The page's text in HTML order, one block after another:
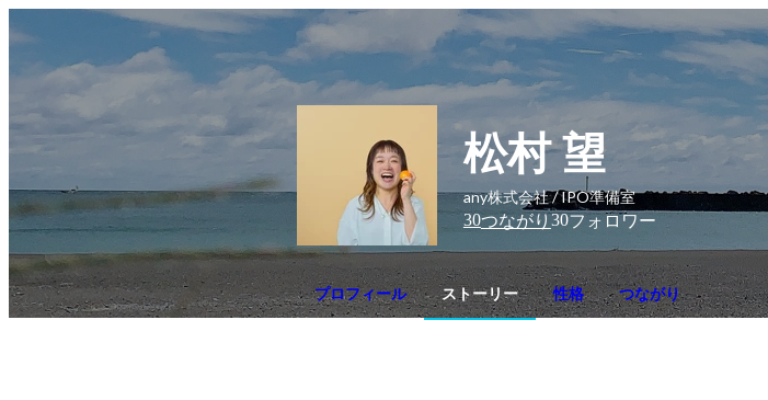
松村 望
any株式会社 / IPO準備室
30つながり 30フォロワー
プロフィール ストーリー 性格 つながり